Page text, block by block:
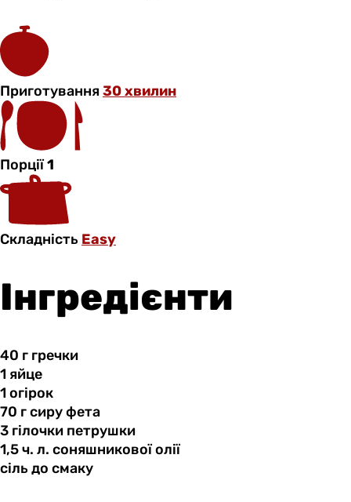
Приготування30 хвилин
Порції1
Складність Easy
Інгредієнти
40 г гречки
1 яйце
1 огірок
70 гсируфета
3 гілочки петрушки
1,5 ч. л. соняшникової олії
сіль до смаку